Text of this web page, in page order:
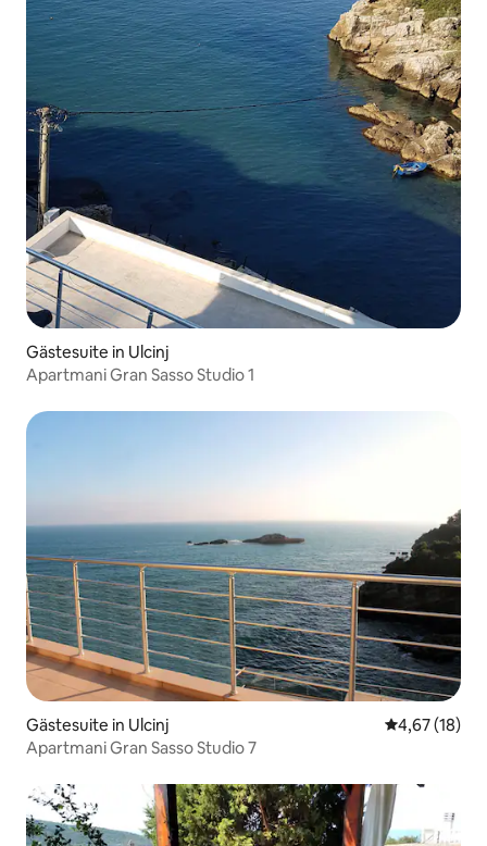
Gästesuite in Ulcinj
Apartmani Gran Sasso Studio 1
Gästesuite in Ulcinj
4,67 (18)
Apartmani Gran Sasso Studio 7